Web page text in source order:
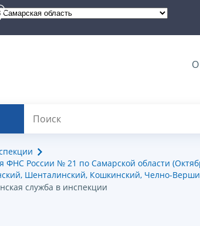
России № 21 по Самарской области
Шенталинский, Кошкинский, Челно-
служба в инспекции